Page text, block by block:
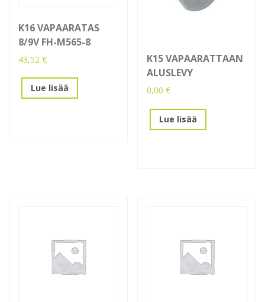
K16 VAPAARATAS
8/9V FH-M565-8
43,52 €
Lue lisää
K15 VAPAARATTAAN
ALUSLEVY
0,00€
Lue lisää